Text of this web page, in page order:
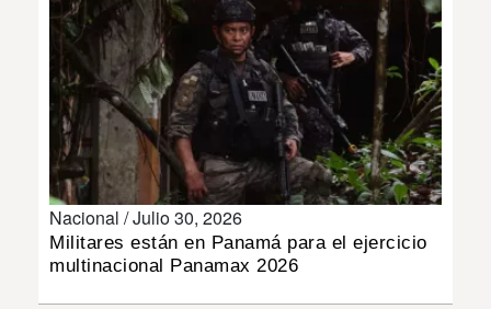
NACIONAL
POLÍTICA
SHOW
DEPORTES
Nacional /Julio 30, 2026
Militares están en Panamá para el ejercicio
multinacional Panamax 2026